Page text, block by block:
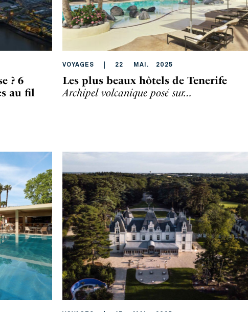
? 6
au fil
VOYAGES 22 MAI . 2025
Les plus beaux hôtels de Tenerife
Archipel volcanique posé sur…